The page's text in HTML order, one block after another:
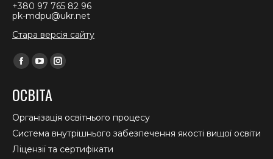
+380 97 765 82 96
pk-mdpu@ukr.net
Стара версія сайту
Find us on:
Facebook
opens
in
new
window
YouTube
opens
in
new
window
Instagram
in
new
window
ОСВІТА
Організація освітнього процесу
Система внутрішнього забезпечення якості вищої освіти
Ліцензії та сертифікати